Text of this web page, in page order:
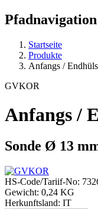
Pfadnavigation
Startseite
Produkte
Anfangs /
GVKOR
Anfangs /
Sonde Ø 13
HS-Code/Tariif-No:
Gewicht: 0,24 KG
Herkunftsland: IT